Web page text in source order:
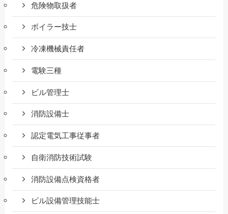
危険物取扱者
ボイラー技士
冷凍機械責任者
電験三種
ビル管理士
消防設備士
認定電気工事従事者
自衛消防技術試験
消防設備点検資格者
ビル設備管理技能士